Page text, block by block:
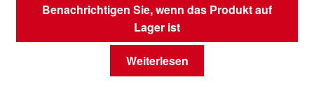
Benachrichtigen Sie, wenn das Produkt auf
Lager ist
Weiterlesen